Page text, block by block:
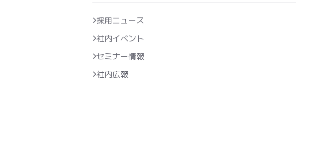
採用ニュース
社内イベント
セミナー情報
社内広報